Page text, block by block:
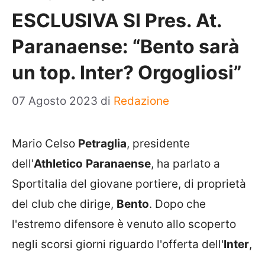
ESCLUSIVA SI Pres. At.
Paranaense: “Bento sarà
un top. Inter? Orgogliosi”
07 Agosto 2023 di Redazione
Mario Celso Petraglia, presidente
dell'Athletico Paranaense, ha parlato a
Sportitalia del giovane portiere, di proprietà
del club che dirige, Bento. Dopo che
l'estremo difensore è venuto allo scoperto
negli scorsi giorni riguardo l'offerta dell'Inter,